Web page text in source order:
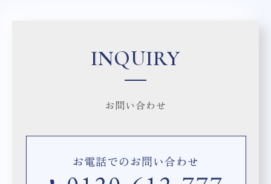
INQUIRY
お問い合わせ
お電話でのお問い合わせ